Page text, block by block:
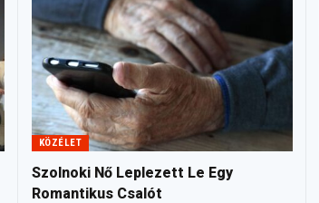
KÖZÉLET
Szolnoki Nő Leplezett Le Egy
Romantikus Csalót